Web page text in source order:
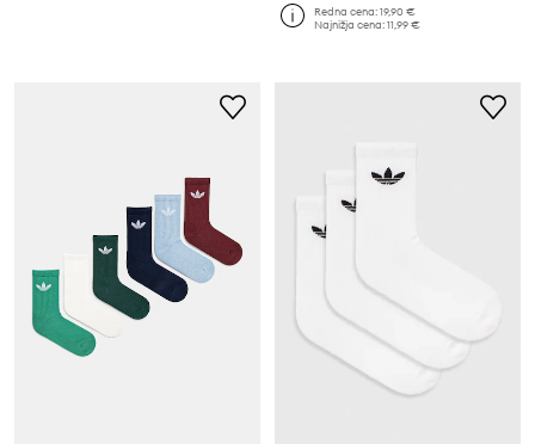
Redna cena:19,90 €
Najnižja cena:11,99 €